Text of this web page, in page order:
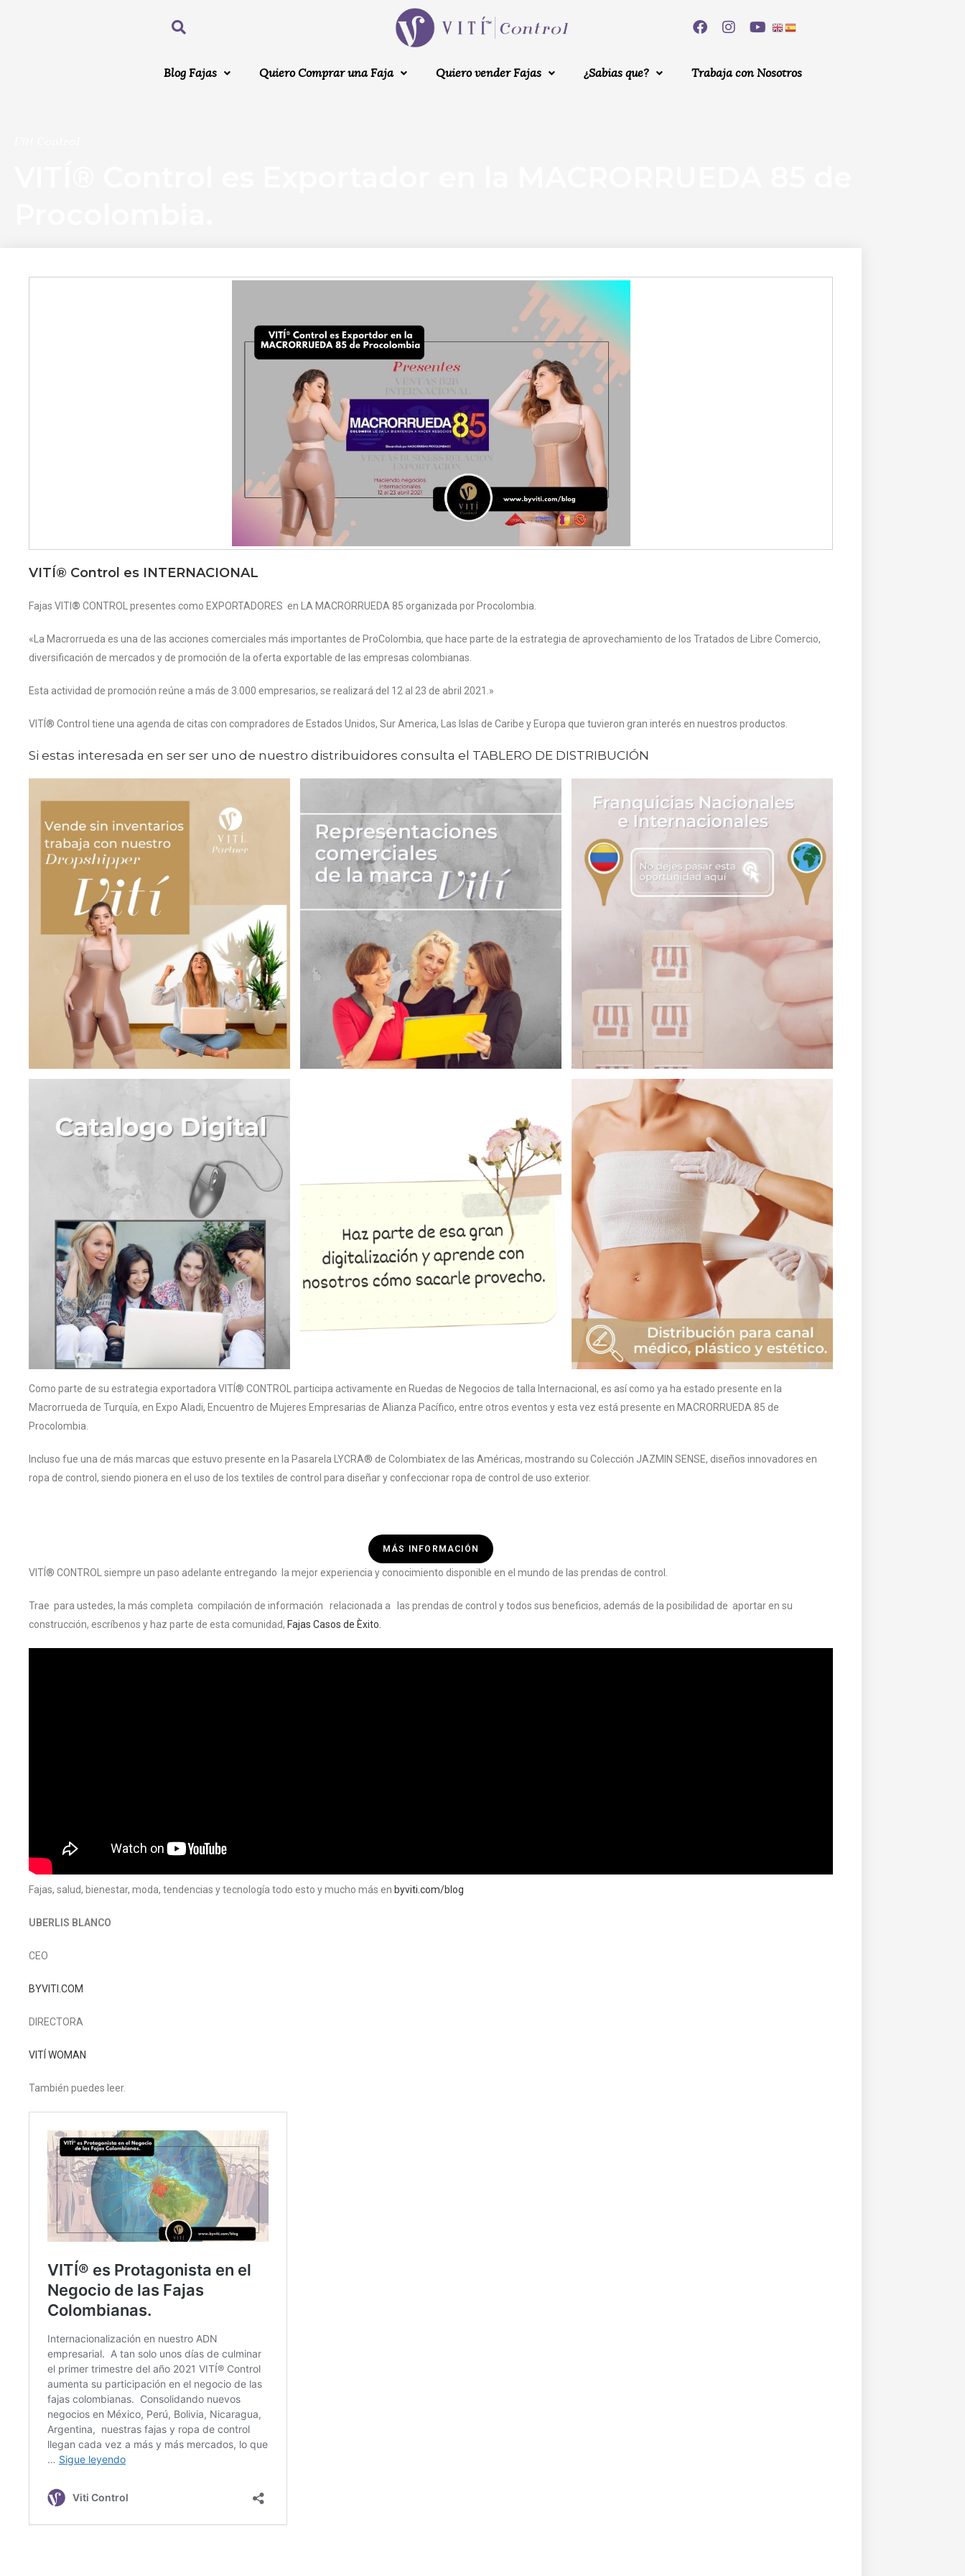
Blog Fajas Quiero Comprar una Faja Quiero vender Fajas ¿Sabias que? Trabaja con Nosotros
VITÍ® Control es INTERNACIONAL
Fajas VITI ® CONTROL presentes como EXPORTADORES en LA MACRORRUEDA 85 organizada por Procolombia.
«La Macrorrueda es una de las acciones comerciales más importantes de ProColombia, que hace parte de la estrategia de aprovechamiento de los Tratados de Libre Comercio,
diversificación de mercados y de promoción de la oferta exportable de las empresas colombianas.
Esta actividad de promoción reúne a más de 3.000 empresarios, se realizará del 12 al 23 de abril 2021.»
VITÍ® Control tiene una agenda de citas con compradores de Estados Unidos, Sur America, Las Islas de Caribe y Europa que tuvieron gran interés en nuestros productos.
Si estas interesada en ser ser uno de nuestro distribuidores consulta el TABLERO DE DISTRIBUCIÓN
Como parte de su estrategia exportadora VITÍ® CONTROL participa activamente en Ruedas de Negocios de talla Internacional, es así como ya ha estado presente en la
Macrorrueda de Turquía, en Expo Aladi, Encuentro de Mujeres Empresarias de Alianza Pacífico, entre otros eventos y esta vez está presente en MACRORRUEDA 85 de
Procolombia.
Incluso fue una de más marcas que estuvo presente en la Pasarela LYCRA® de Colombiatex de las Américas, mostrando su Colección JAZMIN SENSE, diseños innovadores en
ropa de control, siendo pionera en el uso de los textiles de control para diseñar y confeccionar ropa de control de uso exterior.
MÁS INFORMACIÓN
VITÍ® CONTROL siempre un paso adelante entregando la mejor experiencia y conocimiento disponible en el mundo de las prendas de control.
Trae para ustedes, la más completa compilación de información relacionada a las prendas de control y todos sus beneficios, además de la posibilidad de aportar en su
construcción, escríbenos y haz parte de esta comunidad, Fajas Casos de Èxito.
Fajas, salud, bienestar, moda, tendencias y tecnología todo esto y mucho más en byviti.com/blog
UBERLIS BLANCO
CEO
BYVITI.COM
DIRECTORA
VITÍ WOMAN
También puedes leer.